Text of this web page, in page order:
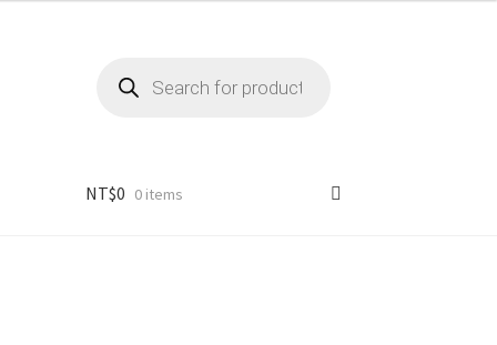
search
NT$0 0 items